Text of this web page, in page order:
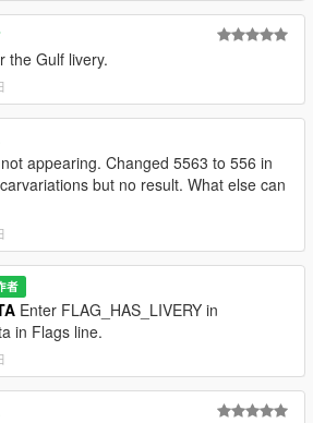
the Gulf livery.
appearing. Changed 5563 to 556 in
but no result. What else can
者
Enter FLAG_HAS_LIVERY in
in Flags line.